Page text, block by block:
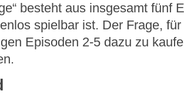
besteht aus insgesamt fünf
spielbar ist. Der Frage,
Episoden 2-5 dazu zu